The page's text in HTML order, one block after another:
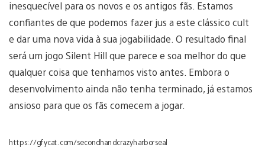
inesquecível para os novos e os antigos fãs. Estamos
confiantes de que podemos fazer jus a este clássico cult
e dar uma nova vida à sua jogabilidade. O resultado final
será um jogo Silent Hill que parece e soa melhor do que
qualquer coisa que tenhamos visto antes. Embora o
desenvolvimento ainda não tenha terminado, já estamos
ansioso para que os fãs comecem a jogar.
https://gfycat.com/secondhandcrazyharborseal